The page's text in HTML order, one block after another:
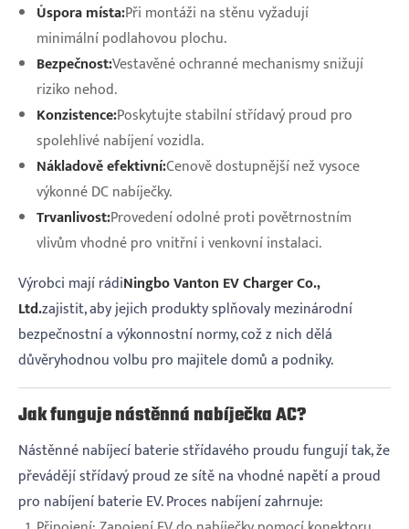
Úspora místa:Při montáži na stěnu vyžadují
minimální podlahovou plochu.
Bezpečnost:Vestavěné ochranné mechanismy snižují
riziko nehod.
Konzistence:Poskytujte stabilní střídavý proud pro
spolehlivé nabíjení vozidla.
Nákladově efektivní:Cenově dostupnější než vysoce
výkonné DC nabíječky.
Trvanlivost:Provedení odolné proti povětrnostním
vlivům vhodné pro vnitřní i venkovní instalaci.
Výrobci mají rádiNingbo Vanton EV Charger Co.,
Ltd.zajistit, aby jejich produkty splňovaly mezinárodní
bezpečnostní a výkonnostní normy, což z nich dělá
důvěryhodnou volbu pro majitele domů a podniky.
Jak funguje nástěnná nabíječka AC?
Nástěnné nabíjecí baterie střídavého proudu fungují tak, že
převádějí střídavý proud ze sítě na vhodné napětí a proud
pro nabíjení baterie EV. Proces nabíjení zahrnuje: